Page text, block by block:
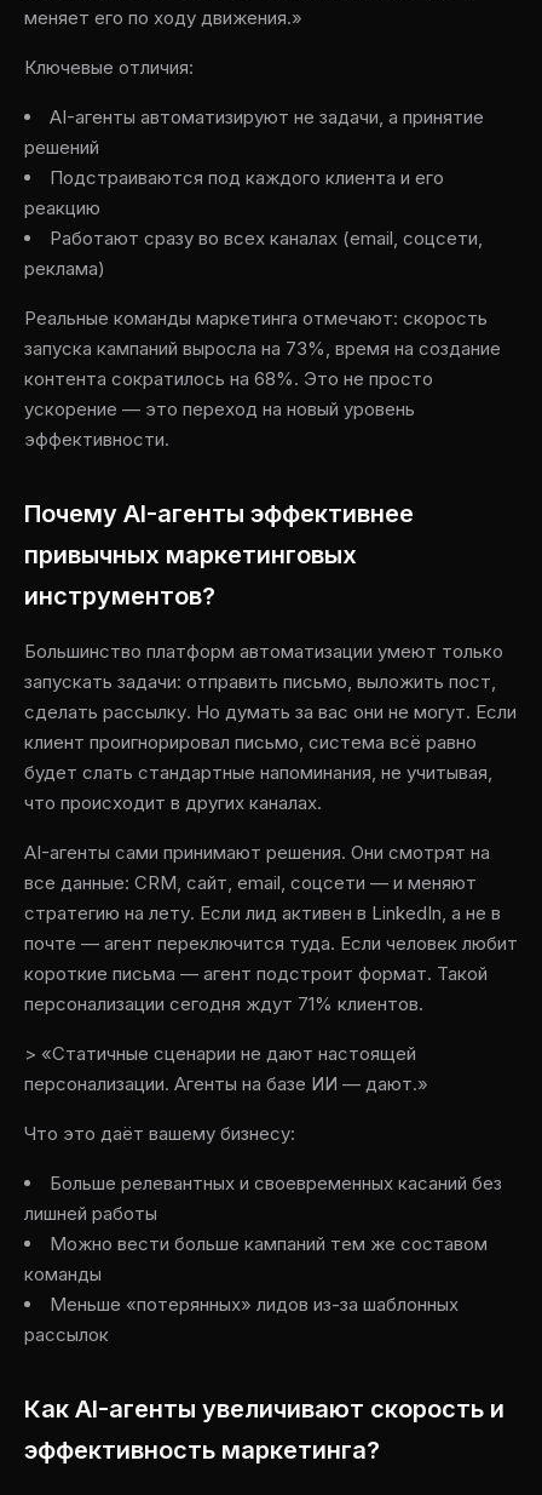
меняет его по ходу движения.»
Ключевые отличия:
AI-агенты автоматизируют не задачи, а принятие
решений
Подстраиваются под каждого клиента и его
реакцию
Работают сразу во всех каналах (email, соцсети,
реклама)
Реальные команды маркетинга отмечают: скорость
запуска кампаний выросла на 73%, время на создание
контента сократилось на 68%. Это не просто
ускорение — это переход на новый уровень
эффективности.
Почему AI-агенты эффективнее
привычных маркетинговых
инструментов?
Большинство платформ автоматизации умеют только
запускать задачи: отправить письмо, выложить пост,
сделать рассылку. Но думать за вас они не могут. Если
клиент проигнорировал письмо, система всё равно
будет слать стандартные напоминания, не учитывая,
что происходит в других каналах.
AI-агенты сами принимают решения. Они смотрят на
все данные: CRM, сайт, email, соцсети — и меняют
стратегию на лету. Если лид активен в LinkedIn, а не в
почте — агент переключится туда. Если человек любит
короткие письма — агент подстроит формат. Такой
персонализации сегодня ждут 71% клиентов.
> «Статичные сценарии не дают настоящей
персонализации. Агенты на базе ИИ — дают.»
Что это даёт вашему бизнесу:
Больше релевантных и своевременных касаний без
лишней работы
Можно вести больше кампаний тем же составом
команды
Меньше «потерянных» лидов из-за шаблонных
рассылок
Как AI-агенты увеличивают скорость и
эффективность маркетинга?